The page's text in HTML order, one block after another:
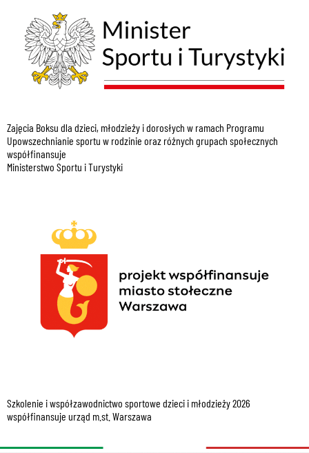
Zajęcia Boksu dla dzieci, młodzieży i dorosłych w ramach Programu
Upowszechnianie sportu w rodzinie oraz różnych grupach społecznych
współfinansuje
Ministerstwo Sportu i Turystyki
Szkolenie i współzawodnictwo sportowe dzieci i młodzieży 2026
współfinansuje urząd m.st. Warszawa